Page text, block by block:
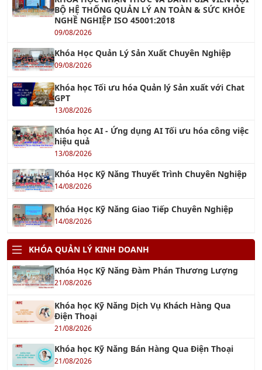
Khóa học ChatGPT - Tối ưu hóa công việc với
ChatGPT
Khóa học AI Marketing
15/08/2026
Khóa học Ứng dụng AI cho Khối văn phòng
13/08/2026
15/08/2026
Khóa học AI - Ứng dụng AI Tối ưu hóa công việc
13/08/2026
TƯ VẤN QUẢN LÝ
Tư Vấn ISO 9001 – Hệ Thống Quản Lý Chất
18/12/2021
Tư vấn ISO 14001: 2015 – Hệ thống Quản lý Môi
trường
30/10/2016
Tư vấn ISO 45001
18/06/2018
TƯ VẤN ISO 22000 & HACCP
14/10/2017